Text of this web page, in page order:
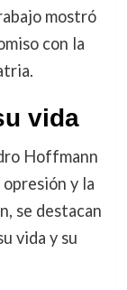
mostró
con la
vida
Hoffmann
y la
se destacan
vida y su